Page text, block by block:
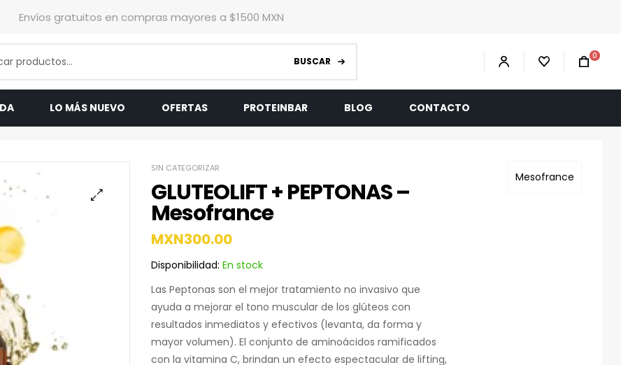
Envíos gratuitos en compras mayores a $1500 MXN
BUSCAR 0
LO MÁS NUEVO OFERTAS PROTEINBAR BLOG CONTACTO
Mesofrance
SIN CATEGORIZAR
GLUTEOLIFT + PEPTONAS –
Mesofrance
MXN300.00
Disponibilidad: En stock
Las Peptonas son el mejor tratamiento no invasivo que
ayuda a mejorar el tono muscular de los glúteos con
resultados inmediatos y efectivos (levanta, da forma y
mayor volumen). El conjunto de aminoácidos ramificados
con la vitamina C, brindan un efecto espectacular de lifting,